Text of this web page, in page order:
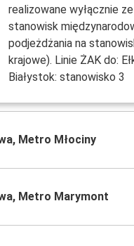
realizowane wyłącznie ze
stanowisk
podjeżdżania na
krajowe). Linie ŻAK do:
Białystok: stanowisko 3
Metro Młociny
Metro Marymont